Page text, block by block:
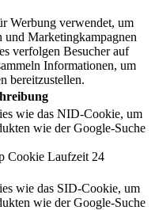
Werbung verwendet, um
und Marketingkampagnen
verfolgen Besucher auf
Informationen, um
bereitzustellen.
wie das NID-Cookie, um
wie der Google-Suche
Cookie Laufzeit 24
wie das SID-Cookie, um
wie der Google-Suche